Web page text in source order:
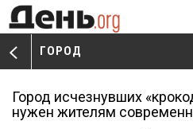
ГОРОД
W
Город исчезнувших
нужен жителям